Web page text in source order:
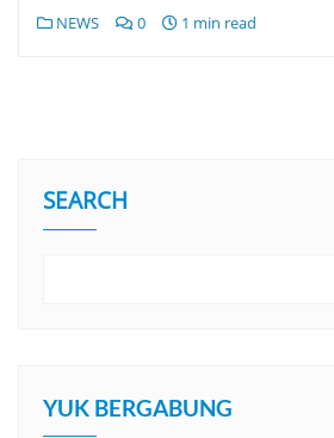
NEWS 0 1 min read
SEARCH
YUK BERGABUNG